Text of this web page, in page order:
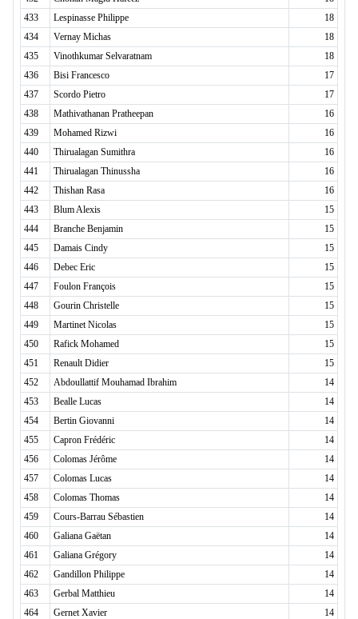
433
Lespinasse Philippe
18
434
Vernay Michas
18
435
Vinothkumar Selvaratnam
18
436
Bisi Francesco
17
437
Scordo Pietro
17
438
Mathivathanan Pratheepan
16
439
Mohamed Rizwi
16
440
Thirualagan Sumithra
16
441
Thirualagan Thinussha
16
442
Thishan Rasa
16
443
Blum Alexis
15
444
Branche Benjamin
15
445
Damais Cindy
15
446
Debec Eric
15
447
Foulon François
15
448
Gourin Christelle
15
449
Martinet Nicolas
15
450
Rafick Mohamed
15
451
Renault Didier
15
452
Abdoullattif Mouhamad Ibrahim
14
453
Bealle Lucas
14
454
Bertin Giovanni
14
455
Capron Frédéric
14
456
Colomas Jérôme
14
457
Colomas Lucas
14
458
Colomas Thomas
14
459
Cours-Barrau Sébastien
14
460
Galiana Gaëtan
14
461
Galiana Grégory
14
462
Gandillon Philippe
14
463
Gerbal Matthieu
14
464
Gernet Xavier
14